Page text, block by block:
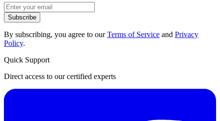
Subscribe
By subscribing, you agree to ourTerms of Service and Privacy
Policy.
Quick Support
Direct access to our certified experts